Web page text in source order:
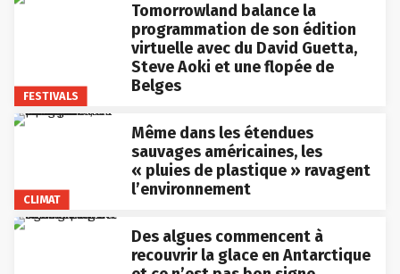
FESTIVALS
Tomorrowland balance la
programmation de son édition
virtuelle avec du David Guetta,
Steve Aoki et une flopée de
Belges
CLIMAT
Même dans les étendues
sauvages américaines, les
« pluies de plastique » ravagent
l’environnement
Des algues commencent à
recouvrir la glace en Antarctique